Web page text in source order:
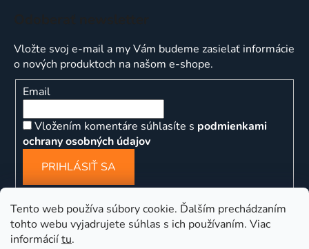
Tento web používa súbory cookie. Ďalším prechádzaním
tohto webu vyjadrujete súhlas s ich používaním. Viac
informáciítu.
Vložte svoj e-mail a my Vám budeme zasielať informácie
o nových produktoch na našom e-shope.
Email
Vložením komentáre súhlasíte s podmienkami
ochrany osobných údajov
PRIHLÁSIŤ SA